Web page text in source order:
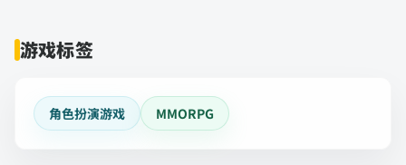
游戏标签
角色扮演游戏 MMORPG